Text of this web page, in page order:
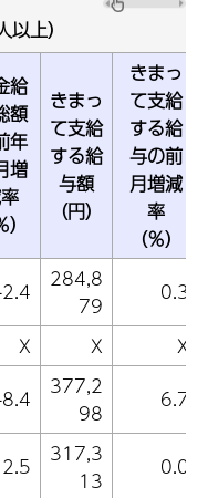
上）
給
額
年
増
）
きまっ
て支給
する給
与額
（円）
きまっ
て支給
する給
与の前
月増減
率
（％）
284,8
79
0.3
X X
X
377,2
98
6.7
2.5
317,3
13
0.0